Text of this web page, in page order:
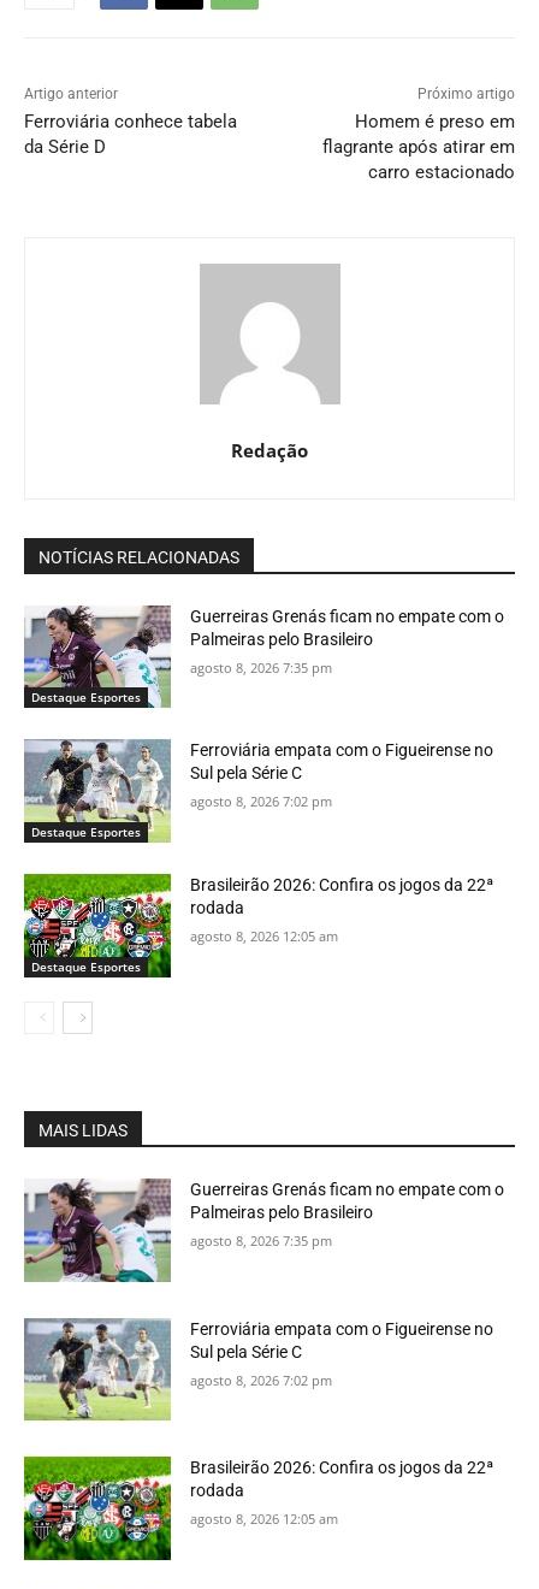
Artigo anterior
Ferroviária conhece tabela
da Série D
Próximo artigo
Homem é preso em
flagrante após atirar em
carro estacionado
Redação
NOTÍCIAS RELACIONADAS
Destaque Esportes
Guerreiras Grenás ficam no empate com o
Palmeiras pelo Brasileiro
agosto 8, 2026 7:35 pm
Destaque Esportes
Ferroviária empata com o Figueirense no
Sul pela Série C
agosto 8, 2026 7:02 pm
Destaque Esportes
Brasileirão 2026: Confira os jogos da 22ª
rodada
agosto 8, 2026 12:05 am
MAIS LIDAS
Guerreiras Grenás ficam no empate com o
Palmeiras pelo Brasileiro
agosto 8, 2026 7:35 pm
Ferroviária empata com o Figueirense no
Sul pela Série C
agosto 8, 2026 7:02 pm
Brasileirão 2026: Confira os jogos da 22ª
rodada
agosto 8, 2026 12:05 am